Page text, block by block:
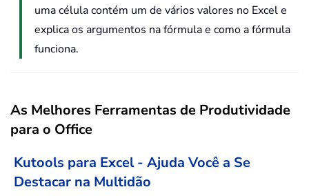
uma célula contém um de vários valores no Excel e
explica os argumentos na fórmula e como a fórmula
funciona.
As Melhores Ferramentas de Produtividade
para o Office
Kutools para Excel - Ajuda Você a Se
Destacar na Multidão